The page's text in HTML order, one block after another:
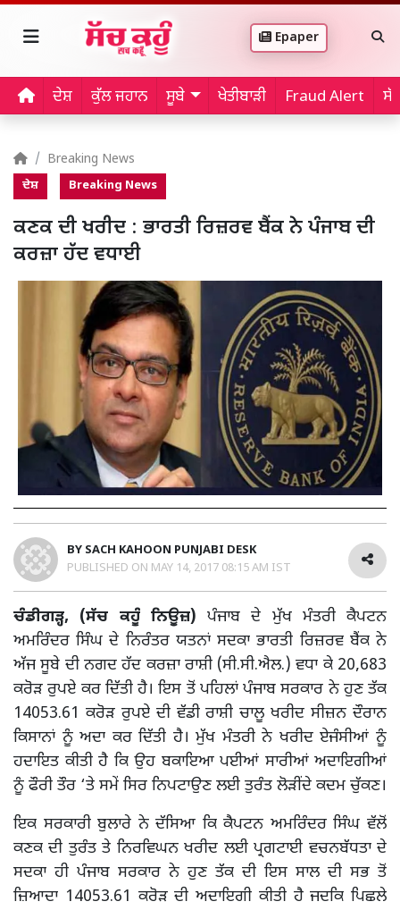
Epaper
ਦੇਸ਼ ਕੁੱਲ ਜਹਾਨ ਸੂਬੇ ਖੇਤੀਬਾੜੀ Fraud Alert
Breaking News
ਦੇਸ਼ Breaking News
ਕਣਕ ਦੀ ਖਰੀਦ : ਭਾਰਤੀ ਰਿਜ਼ਰਵ ਬੈਂਕ ਨੇ ਪੰਜਾਬ ਦੀ
ਕਰਜ਼ਾ ਹੱਦ ਵਧਾਈ
BY SACH KAHOON PUNJABI DESK
PUBLISHED ON MAY 14, 2017 08:15 AM IST
ਚੰਡੀਗੜ੍ਹ, (ਸੱਚ ਕਹੂੰ ਨਿਊਜ਼) ਪੰਜਾਬ ਦੇ ਮੁੱਖ ਮੰਤਰੀ ਕੈਪਟਨ
ਅਮਰਿੰਦਰ ਸਿੰਘ ਦੇ ਨਿਰੰਤਰ ਯਤਨਾਂ ਸਦਕਾ ਭਾਰਤੀ ਰਿਜ਼ਰਵ ਬੈਂਕ ਨੇ
ਅੱਜ ਸੂਬੇ ਦੀ ਨਗਦ ਹੱਦ ਕਰਜ਼ਾ ਰਾਸ਼ੀ (ਸੀ.ਸੀ.ਐਲ.) ਵਧਾ ਕੇ 20,683
ਕਰੋੜ ਰੁਪਏ ਕਰ ਦਿੱਤੀ ਹੈ। ਇਸ ਤੋਂ ਪਹਿਲਾਂ ਪੰਜਾਬ ਸਰਕਾਰ ਨੇ ਹੁਣ ਤੱਕ
14053.61 ਕਰੋੜ ਰੁਪਏ ਦੀ ਵੱਡੀ ਰਾਸ਼ੀ ਚਾਲੂ ਖਰੀਦ ਸੀਜ਼ਨ ਦੌਰਾਨ
ਕਿਸਾਨਾਂ ਨੂੰ ਅਦਾ ਕਰ ਦਿੱਤੀ ਹੈ। ਮੁੱਖ ਮੰਤਰੀ ਨੇ ਖਰੀਦ ਏਜੰਸੀਆਂ ਨੂੰ
ਹਦਾਇਤ ਕੀਤੀ ਹੈ ਕਿ ਉਹ ਬਕਾਇਆ ਪਈਆਂ ਸਾਰੀਆਂ ਅਦਾਇਗੀਆਂ
ਨੂੰ ਫੌਰੀ ਤੌਰ ‘ਤੇ ਸਮੇਂ ਸਿਰ ਨਿਪਟਾਉਣ ਲਈ ਤੁਰੰਤ ਲੋੜੀਂਦੇ ਕਦਮ ਚੁੱਕਣ।
ਇਕ ਸਰਕਾਰੀ ਬੁਲਾਰੇ ਨੇ ਦੱਸਿਆ ਕਿ ਕੈਪਟਨ ਅਮਰਿੰਦਰ ਸਿੰਘ ਵੱਲੋਂ
ਕਣਕ ਦੀ ਤੁਰੰਤ ਤੇ ਨਿਰਵਿਘਨ ਖਰੀਦ ਲਈ ਪ੍ਰਗਟਾਈ ਵਚਨਬੱਧਤਾ ਦੇ
ਸਦਕਾ ਹੀ ਪੰਜਾਬ ਸਰਕਾਰ ਨੇ ਹੁਣ ਤੱਕ ਦੀ ਇਸ ਸਾਲ ਦੀ ਸਭ ਤੋਂ
ਜ਼ਿਆਦਾ 14053.61 ਕਰੋੜ ਦੀ ਅਦਾਇਗੀ ਕੀਤੀ ਹੈ ਜਦਕਿ ਪਿਛਲੇ